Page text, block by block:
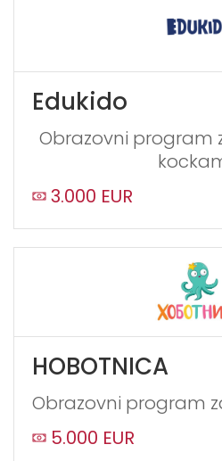
Edukido
Obrazovni program
3.000 EUR
HOBOTNICA
Obrazovni program
5.000 EUR